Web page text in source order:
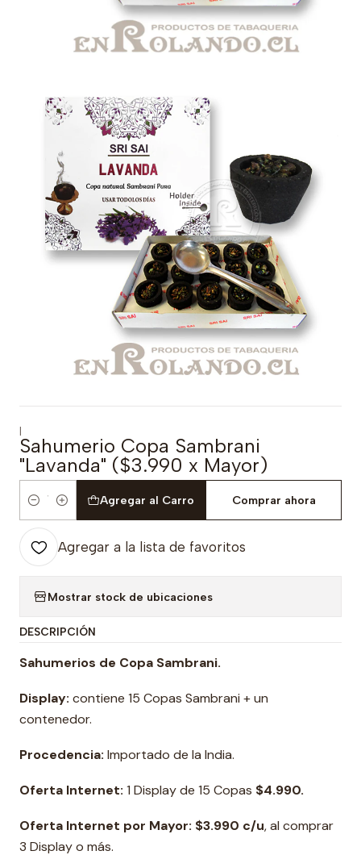
|
Sahumerio Copa Sambrani
"Lavanda" ($3.990 x Mayor)
Cantidad
Agregar al Carro Comprar ahora
Agregar a la lista de favoritos
Mostrar stock de ubicaciones
DESCRIPCIÓN
Sahumerios de Copa Sambrani.
Display: contiene 15 Copas Sambrani + un
contenedor.
Procedencia: Importado de la India.
Oferta Internet: 1 Display de 15 Copas $4.990.
Oferta Internet por Mayor: $3.990 c/u, al comprar
3 Display o más.